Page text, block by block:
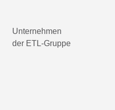
Unternehmen
der ETL-Gruppe